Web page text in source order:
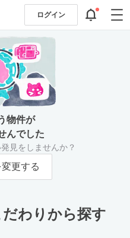
ログイン
物件が
んでした
見をしませんか？
更する
わりから探す